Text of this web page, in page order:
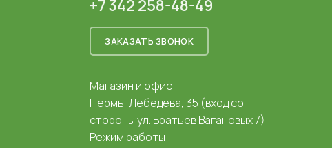
+7 342 258-48-49
ЗАКАЗАТЬ ЗВОНОК
Магазин и офис
Пермь, Лебедева, 35 (вход со
стороны ул. Братьев Вагановых 7)
Режим работы: